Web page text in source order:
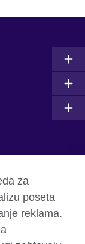
za
poseta
reklama.